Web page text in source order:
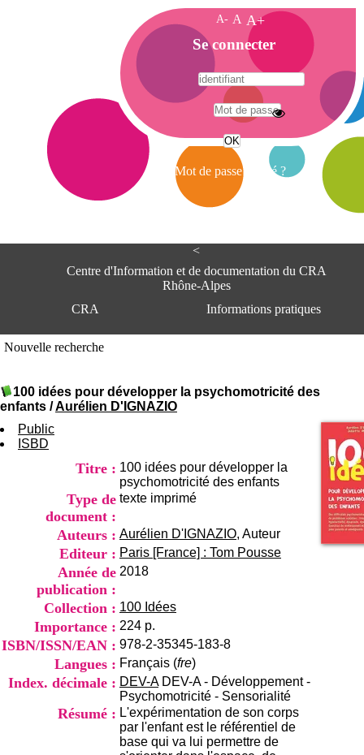
<
Centre d'Information et de documentation du CRA
Rhône-Alpes
CRA
Informations pratiques
Centre Hospitalier le Vinatier
bât 211
9h00-12h00 13h30-16h00
Contact
+33(0)4 37 91 54 65
+33(0)4 37 91 54 37
Mail
Nouvelle recherche
100 idées pour développer la psychomotricité des
enfants /Aurélien D'IGNAZIO
Public
ISBD
Titre : 100 idées pour développer la
psychomotricité des enfants
Type de
document :
texte imprimé
Auteurs : Aurélien D'IGNAZIO, Auteur
Editeur : Paris [France] : Tom Pousse
Année de
publication :
2018
Collection : 100 Idées
Importance : 224 p.
ISBN/ISSN/EAN : 978-2-35345-183-8
Langues : Français (fre)
Index. décimale : DEV-A DEV-A - Développement -
Psychomotricité - Sensorialité
Résumé : L'expérimentation de son corps
par l'enfant est le référentiel de
base qui va lui permettre de
A- A A+
A
c
c
e
i
Se connecter
Mot de passe oublié ?
A
e
e
f
o
t
i
o
e
t
d
e
o
c
u
m
e
n
t
a
t
i
o